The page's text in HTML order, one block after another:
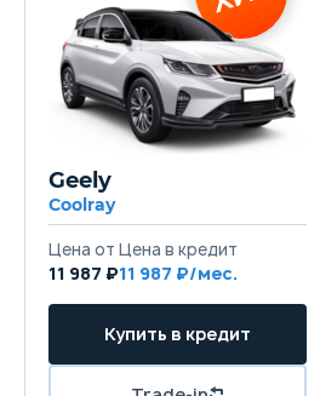
Geely
Coolray
11 987 ₽11 987